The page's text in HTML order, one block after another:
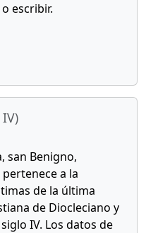
escribir.
IV)
san Benigno,
a la
de la última
de Diocleciano y
IV. Los datos de